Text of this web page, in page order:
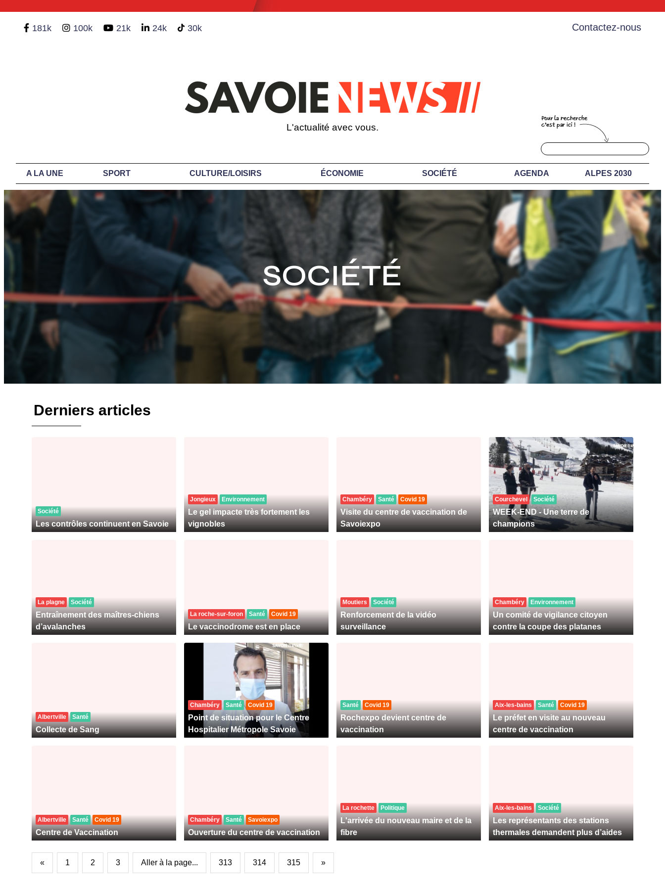
181k 100k 21k 24k 30k Contactez-nous
L'actualité avec vous.
A LA UNE SPORT CULTURE/LOISIRS ÉCONOMIE SOCIÉTÉ AGENDA ALPES 2030
SOCIÉTÉ
Derniers articles
Société
Les contrôles continuent en Savoie
Jongieux Environnement
Le gel impacte très fortement les
vignobles
Chambéry Santé Covid 19
Visite du centre de vaccination de
Savoiexpo
Courchevel Société
WEEK-END - Une terre de
champions
La plagne Société
Entraînement des maîtres-chiens
d’avalanches
La roche-sur-foron Santé Covid 19
Le vaccinodrome est en place
Moutiers Société
Renforcement de la vidéo
surveillance
Chambéry Environnement
Un comité de vigilance citoyen
contre la coupe des platanes
Albertville Santé
Collecte de Sang
Chambéry Santé Covid 19
Point de situation pour le Centre
Hospitalier Métropole Savoie
Santé Covid 19
Rochexpo devient centre de
vaccination
Aix-les-bains Santé Covid 19
Le préfet en visite au nouveau
centre de vaccination
Albertville Santé Covid 19
Centre de Vaccination
Chambéry Santé Savoiexpo
Ouverture du centre de vaccination
La rochette Politique
L'arrivée du nouveau maire et de la
fibre
Aix-les-bains Société
Les représentants des stations
thermales demandent plus d’aides
« 1 2 3 Aller à la page... 313 314 315 »